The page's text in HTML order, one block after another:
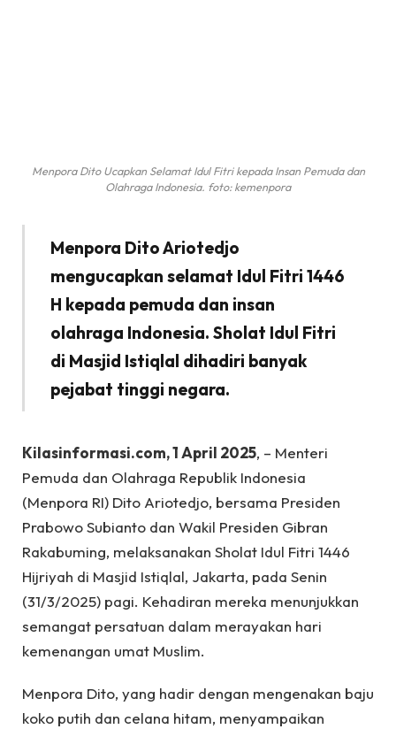
Menpora Dito Ucapkan Selamat Idul Fitri kepada Insan Pemuda dan
Olahraga Indonesia. foto: kemenpora
Menpora Dito Ariotedjo
mengucapkan selamat Idul Fitri 1446
H kepada pemuda dan insan
olahraga Indonesia. Sholat Idul Fitri
di Masjid Istiqlal dihadiri banyak
pejabat tinggi negara.
Kilasinformasi.com, 1 April 2025, – Menteri
Pemuda dan Olahraga Republik Indonesia
(Menpora RI) Dito Ariotedjo, bersama Presiden
Prabowo Subianto dan Wakil Presiden Gibran
Rakabuming, melaksanakan Sholat Idul Fitri 1446
Hijriyah di Masjid Istiqlal, Jakarta, pada Senin
(31/3/2025) pagi. Kehadiran mereka menunjukkan
semangat persatuan dalam merayakan hari
kemenangan umat Muslim.
Menpora Dito, yang hadir dengan mengenakan baju
koko putih dan celana hitam, menyampaikan